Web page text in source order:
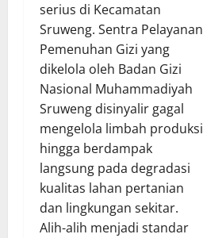
serius di Kecamatan
Sruweng. Sentra Pelayanan
Pemenuhan Gizi yang
dikelola oleh Badan Gizi
Nasional Muhammadiyah
Sruweng disinyalir gagal
mengelola limbah produksi
hingga berdampak
langsung pada degradasi
kualitas lahan pertanian
dan lingkungan sekitar.
Alih-alih menjadi standar